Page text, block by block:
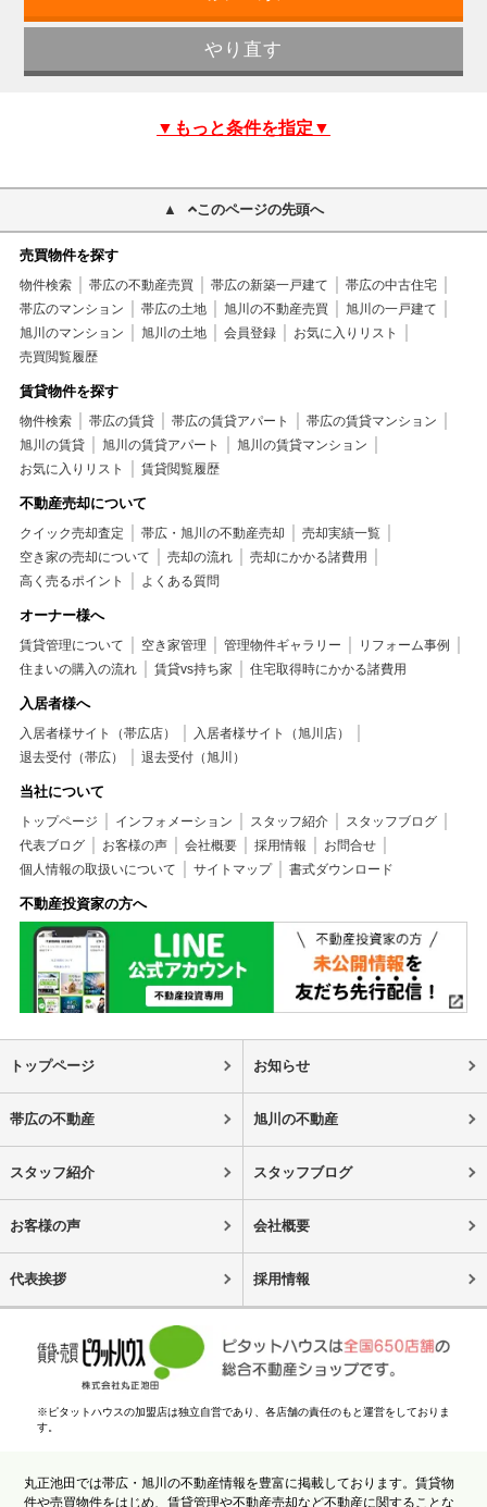
▼もっと条件を指定▼
このページの先頭へ
売買物件を探す
物件検索 帯広の不動産売買 帯広の新築一戸建て
帯広の中古住宅
帯広のマンション
帯広の土地 旭川の不動産売買
旭川の一戸建て
旭川のマンション
旭川の土地 会員登録
お気に入りリスト
売買閲覧履歴
賃貸物件を探す
物件検索 帯広の賃貸 帯広の賃貸アパート
帯広の賃貸マンション
旭川の賃貸
旭川の賃貸アパート
旭川の賃貸マンション
お気に入りリスト
賃貸閲覧履歴
不動産売却について
クイック売却査定 帯広・旭川の不動産売却
売却実績一覧
空き家の売却について
売却の流れ
売却にかかる諸費用
高く売るポイント
よくある質問
オーナー様へ
賃貸管理について 空き家管理 管理物件ギャラリー
リフォーム事例
住まいの購入の流れ
賃貸vs持ち家 住宅取得時にかかる諸費用
入居者様へ
入居者様サイト（帯広店）
入居者様サイト（旭川店）
退去受付（帯広）
退去受付（旭川）
当社について
トップページ インフォメーション スタッフ紹介
スタッフブログ
代表ブログ
お客様の声 会社概要 採用情報
お問合せ
個人情報の取扱いについて
サイトマップ 書式ダウンロード
不動産投資家の方へ
トップページ お知らせ
帯広の不動産 旭川の不動産
スタッフ紹介 スタッフブログ
お客様の声 会社概要
代表挨拶 採用情報
※ピタットハウスの加盟店は独立自営であり、各店舗の責任のもと運営をしておりま
す。
丸正池田では帯広・旭川の不動産情報を豊富に掲載しております。賃貸物
件や売買物件をはじめ、賃貸管理や不動産売却など不動産に関することな